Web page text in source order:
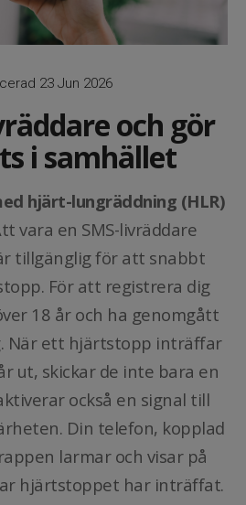
23 Jun 2026
och gör
i samhället
hjärt-lungräddning (HLR)
vara en SMS-livräddare
tillgänglig för att snabbt
För att registrera dig
18 år och ha genomgått
När ett hjärtstopp inträffar
ut, skickar de inte bara en
också en signal till
Din telefon, kopplad
larmar och visar på
hjärtstoppet har inträffat.